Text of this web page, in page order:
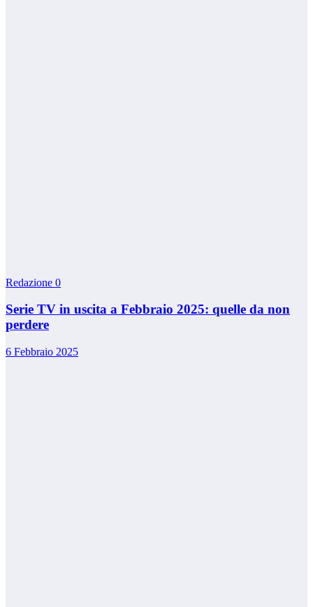
Redazione 0
Serie TV in uscita a Febbraio 2025: quelle da non
perdere
6 Febbraio 2025